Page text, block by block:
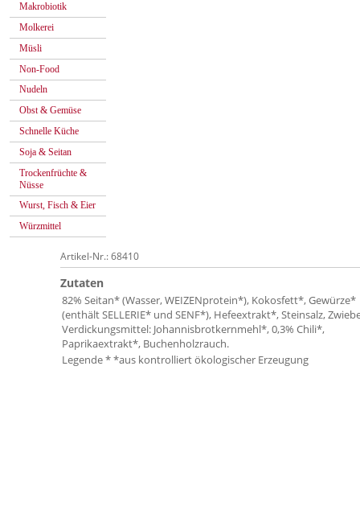
Makrobiotik
Molkerei
Müsli
Non-Food
Nudeln
Obst & Gemüse
Schnelle Küche
Soja & Seitan
Trockenfrüchte &
Nüsse
Wurst, Fisch & Eier
Würzmittel
Artikel-Nr.: 68410
Zutaten
82% Seitan* (Wasser, WEIZENprotein*), Kokosfett*, Gewürze*
(enthält SELLERIE* und SENF*), Hefeextrakt*, Steinsalz,
Verdickungsmittel: Johannisbrotkernmehl*, 0,3% Chili*,
Paprikaextrakt*, Buchenholzrauch.
Legende * *aus kontrolliert ökologischer Erzeugung